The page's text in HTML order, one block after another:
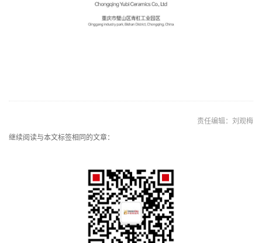
责任编辑：刘观梅
继续阅读与本文标签相同的文章：